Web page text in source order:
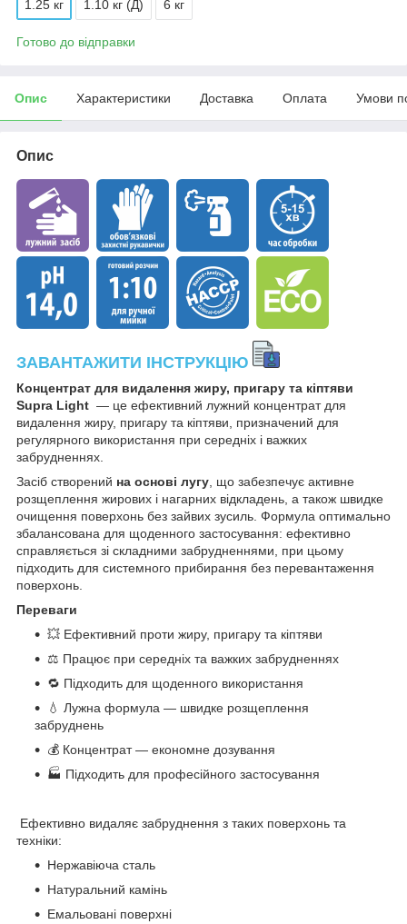
1.25 кг 1.10 кг (Д) 6 кг
Готово до відправки
Опис Характеристики Доставка Оплата Умови
Опис
ЗАВАНТАЖИТИ ІНСТРУКЦІЮ
Концентрат для видалення жиру, пригару та кіптяви
Supra Light — це ефективний лужний концентрат для
видалення жиру, пригару та кіптяви, призначений для
регулярного використання при середніх і важких
забрудненнях.
Засіб створений на основі лугу , що забезпечує активне
розщеплення жирових і нагарних відкладень, а також швидке
очищення поверхонь без зайвих зусиль. Формула оптимально
збалансована для щоденного застосування: ефективно
справляється зі складними забрудненнями, при цьому
підходить для системного прибирання без перевантаження
поверхонь.
Переваги
💥 Ефективний проти жиру, пригару та кіптяви
⚖️ Працює при середніх та важких забрудненнях
🔁 Підходить для щоденного використання
💧 Лужна формула — швидке розщеплення
забруднень
💰 Концентрат — економне дозування
🏭 Підходить для професійного застосування
Ефективно видаляє забруднення з таких поверхонь та
техніки:
Нержавіюча сталь
Натуральний камінь
Емальовані поверхні